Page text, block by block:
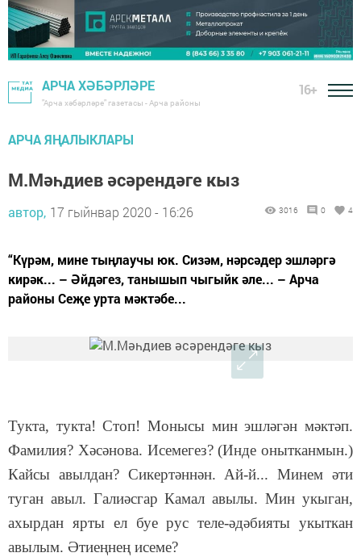
АРЧА ХӘБӘРЛӘРЕ
"Арча хәбәрләре" газетасы - Арча районы
16+
АРЧА ЯҢАЛЫКЛАРЫ
М.Мәһдиев әсәрендәге кыз
автор, 17 гыйнвар 2020 - 16:26 3016 0 4
“Күрәм, мине тыңлаучы юк. Сизәм, нәрсәдер эшләргә
кирәк... – Әйдәгез, танышып чыгыйк әле... – Арча
районы Сеҗе урта мәктәбе...
Тукта, тукта! Стоп! Монысы мин эшләгән мәктәп.
Фамилия? Хәсәнова. Исемегез? (Инде онытканмын.)
Кайсы авылдан? Сикертәннән. Ай-й... Минем әти
туган авыл. Галиәсгар Камал авылы. Мин укыган,
ахырдан ярты ел буе рус теле-әдәбияты укыткан
авылым. Әтиеңнең исеме?